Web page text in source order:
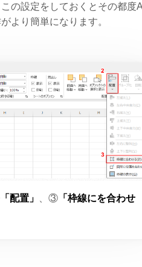
の設定をしておくとその都度
より簡単になります。
「配置」 、③ 「枠線にを合わせ